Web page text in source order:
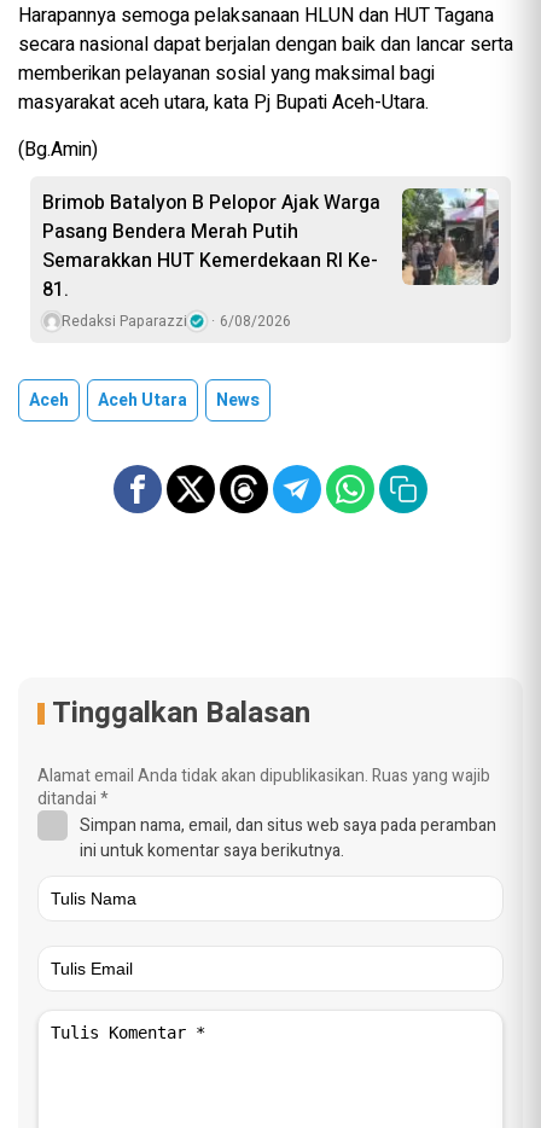
Harapannya semoga pelaksanaan HLUN dan HUT Tagana
secara nasional dapat berjalan dengan baik dan lancar serta
memberikan pelayanan sosial yang maksimal bagi
masyarakat aceh utara, kata Pj Bupati Aceh-Utara.
(Bg.Amin)
Brimob Batalyon B Pelopor Ajak Warga
Pasang Bendera Merah Putih
Semarakkan HUT Kemerdekaan RI Ke-
81.
Redaksi Paparazzi 6/08/2026
Aceh Aceh Utara News
Tinggalkan Balasan
Alamat email Anda tidak akan dipublikasikan.Ruas yang wajib
ditandai*
Simpan nama, email, dan situs web saya pada peramban
ini untuk komentar saya berikutnya.